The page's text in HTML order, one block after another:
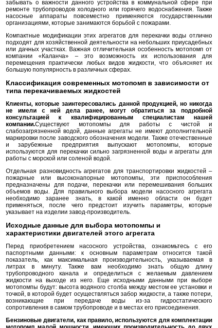
забывать о важности данного устройства в коммунальной сфере при
ремонте трубопроводов холодного или горячего водоснабжения. Также
насосные аппараты повсеместно применяются государственными
организациями, которые занимаются борьбой с пожарами.
Компактные модификации этих агрегатов для перекачки воды отлично
подходят для хозяйственной деятельности на небольших приусадебных
или дачных участках. Важная отличительная особенность мотопомп от
компании «Каланча» – это возможность их использования для
перемещения практически любых видов жидкости, что объясняет их
большую популярность в различных сферах.
Классификация современных мотопомп в зависимости от
типа перекачиваемых жидкостей
Клиенты, которые заинтересовались данной продукцией, но никогда
не имели с ней дела ранее, могут обратиться за подробной
консультацией к квалифицированным специалистам нашей
компании.Существуют мотопомпы для работы с чистой и
слабозагрязненной водой, данные агрегаты не имеют дополнительной
маркировки после заводского обозначения модели. Также отечественные
и зарубежные предприятия выпускают мотопомпы, которые
используются для перекачки сильно загрязненной воды и агрегаты для
работы с морской или соленой водой.
Отдельная разновидность агрегатов для транспортировки жидкостей –
пожарные или высоконапорные мотопомпы, эти приспособления
предназначены для подачи, перекачки или перемешивания больших
объемов воды. Для правильного выбора модели насосного агрегата
необходимо заранее знать, в какой именно области он будет
применяться, после чего предстоит изучить параметры, которые
указывает на изделии завод-производитель.
Исходные данные для выбора мотопомпы и
характеристики двигателей этого агрегата
Перед приобретением насосного устройства, ознакомьтесь с его
паспортными данными: к основным параметрам относится такой
показатель, как максимальная производительность, указываемая в
литрах в минуту. Также вам необходимо знать общую длину
трубопроводного канала и определиться с желаемым давлением
жидкости на выходе из него. Еще исходными данными при выборе
мотопомпы будут: высота водяного столба между местом ее установки и
точкой, в которой будет осуществляться забор жидкости, а также потери,
возникающие при передаче воды из-за гидростатического
сопротивления в самом трубопроводе и в местах его присоединения.
Бензиновые двигатели, как правило, используются для комплектации